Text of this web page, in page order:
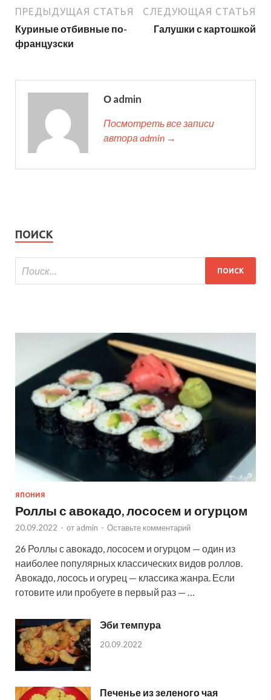
ПРЕДЫДУЩАЯ СТАТЬЯ
Куриные отбивные по-
французски
СЛЕДУЮЩАЯ СТАТЬЯ
Галушки с картошкой
О admin
Посмотреть все записи
автора admin →
ПОИСК
ЯПОНИЯ
Роллы с авокадо, лососем и огурцом
20.09.2022 - от admin - Оставьте комментарий
26 Роллы с авокадо, лососем и огурцом — один из
наиболее популярных классических видов роллов.
Авокадо, лосось и огурец — классика жанра. Если
готовите или пробуете в первый раз — …
Эби темпура
20.09.2022
Печенье из зеленого чая